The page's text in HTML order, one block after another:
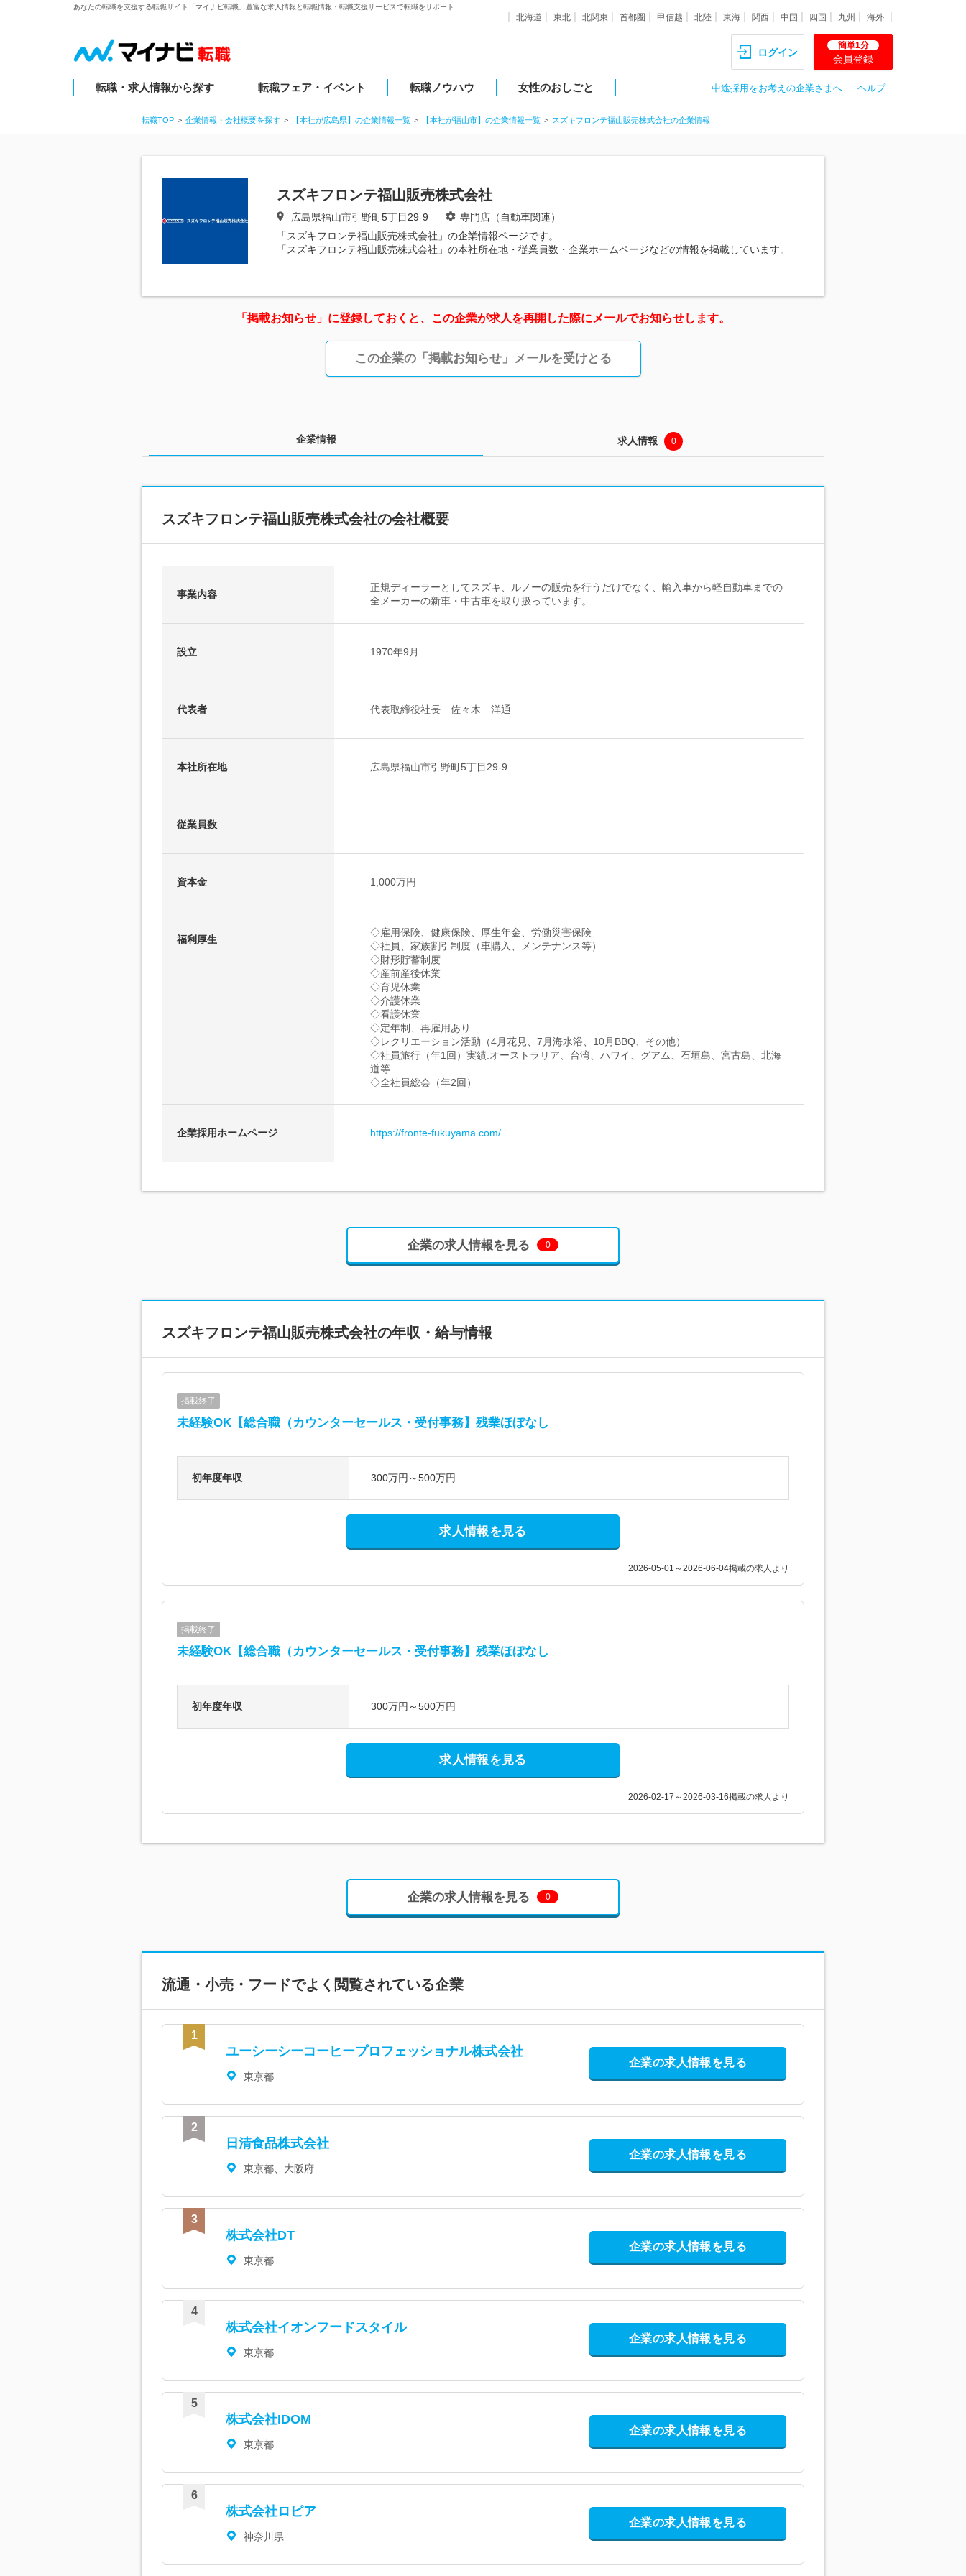
あなたの転職を支援する転職サイト「マイナビ転職」豊富な求人情報と転職情報・転職支援サービスで転職をサポート
北海道 東北 北関東 首都圏 甲信越 北陸 東海 関西 中国 四国 九州 海外
ログイン
簡単1分
会員登録
転職・求人情報から探す 転職フェア・イベント 転職ノウハウ 女性のおしごと 中途採用をお考えの企業さまへ ヘルプ
転職TOP 企業情報・会社概要を探す 【本社が広島県】の企業情報一覧 【本社が福山市】の企業情報一覧 スズキフロンテ福山販売株式会社の企業情報
スズキフロンテ福山販売株式会社
広島県福山市引野町5丁目29-9
専門店（自動車関連）
「スズキフロンテ福山販売株式会社」の企業情報ページです。
「スズキフロンテ福山販売株式会社」の本社所在地・従業員数・企業ホームページなどの情報を掲載しています。
「掲載お知らせ」に登録しておくと、この企業が求人を再開した際にメールでお知らせします。
この企業の「掲載お知らせ」メールを受けとる
企業情報 求人情報 0
スズキフロンテ福山販売株式会社の会社概要
事業内容
正規ディーラーとしてスズキ、ルノーの販売を行うだけでなく、輸入車から軽自動車までの
全メーカーの新車・中古車を取り扱っています。
設立 1970年9月
代表者 代表取締役社長 佐々木 洋通
本社所在地 広島県福山市引野町5丁目29-9
従業員数
資本金 1,000万円
福利厚生
◇雇用保険、健康保険、厚生年金、労働災害保険
◇社員、家族割引制度（車購入、メンテナンス等）
◇財形貯蓄制度
◇産前産後休業
◇育児休業
◇介護休業
◇看護休業
◇定年制、再雇用あり
◇レクリエーション活動（4月花見、7月海水浴、10月BBQ、その他）
◇社員旅行（年1回）実績:オーストラリア、台湾、ハワイ、グアム、石垣島、宮古島、北海
道等
◇全社員総会（年2回）
企業採用ホームページ https://fronte-fukuyama.com/
企業の求人情報を見る 0
スズキフロンテ福山販売株式会社の年収・給与情報
掲載終了
未経験OK【総合職（カウンターセールス・受付事務】残業ほぼなし
初年度年収 300万円～500万円
求人情報を見る
2026-05-01～2026-06-04掲載の求人より
掲載終了
未経験OK【総合職（カウンターセールス・受付事務】残業ほぼなし
初年度年収 300万円～500万円
求人情報を見る
2026-02-17～2026-03-16掲載の求人より
企業の求人情報を見る 0
流通・小売・フードでよく閲覧されている企業
ユーシーシーコーヒープロフェッショナル株式会社
東京都
企業の求人情報を見る
日清食品株式会社
東京都、大阪府
企業の求人情報を見る
株式会社DT
東京都
企業の求人情報を見る
株式会社イオンフードスタイル
東京都
企業の求人情報を見る
株式会社IDOM
東京都
企業の求人情報を見る
株式会社ロピア
神奈川県
企業の求人情報を見る